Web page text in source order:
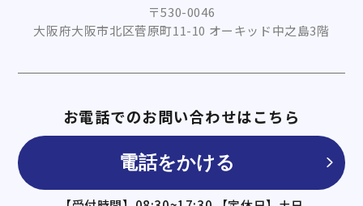
〒530-0046
大阪府大阪市北区菅原町11-10 オーキッド中之島3階
お電話でのお問い合わせはこちら
電話をかける